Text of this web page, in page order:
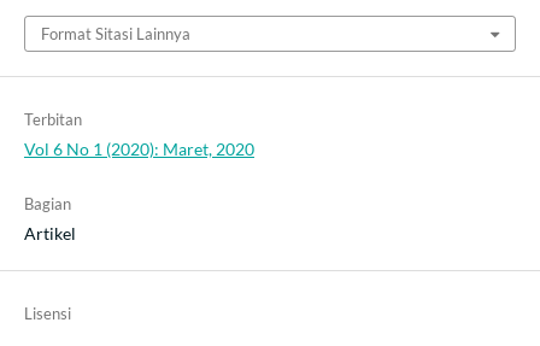
Format Sitasi Lainnya
Terbitan
Vol 6 No 1 (2020): Maret, 2020
Bagian
Artikel
Lisensi